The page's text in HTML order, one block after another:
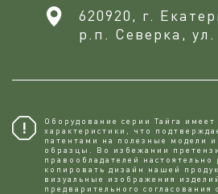
620920, г.
р.п. Северка,
Оборудование серии Тайга
характеристики, что
патентами на полезные модели
образцы. Во избежании
правообладателей настоятельно
копировaть дизайн нашей
визуальные изображения
предварительного согласования